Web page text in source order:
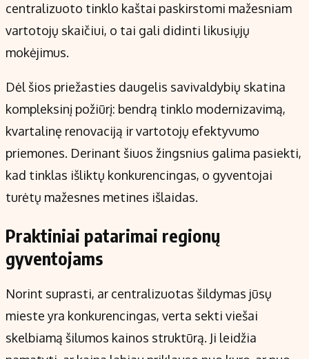
centralizuoto tinklo kaštai paskirstomi mažesniam
vartotojų skaičiui, o tai gali didinti likusiųjų
mokėjimus.
Dėl šios priežasties daugelis savivaldybių skatina
kompleksinį požiūrį: bendrą tinklo modernizavimą,
kvartalinę renovaciją ir vartotojų efektyvumo
priemones. Derinant šiuos žingsnius galima pasiekti,
kad tinklas išliktų konkurencingas, o gyventojai
turėtų mažesnes metines išlaidas.
Praktiniai patarimai regionų
gyventojams
Norint suprasti, ar centralizuotas šildymas jūsų
mieste yra konkurencingas, verta sekti viešai
skelbiamą šilumos kainos struktūrą. Ji leidžia